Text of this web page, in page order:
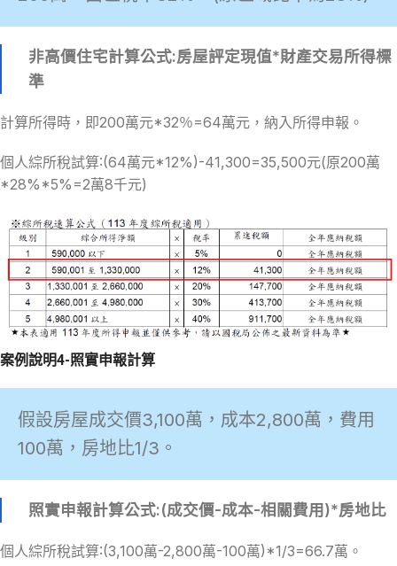
非高價住宅計算公式:房屋評定現值*財產交易所得標
準
計算所得時，即200萬元*32％=64萬元，納入所得申報。
個人綜所稅試算:(64萬元*12%)-41,300=35,500元(原200萬
*28%*5%=2萬8千元)
案例說明4-照實申報計算
假設房屋成交價3,100萬，成本2,800萬，費用
100萬，房地比1/3。
照實申報計算公式:(成交價-成本-相關費用)*房地比
個人綜所稅試算:(3,100萬-2,800萬-100萬)*1/3=66.7萬。